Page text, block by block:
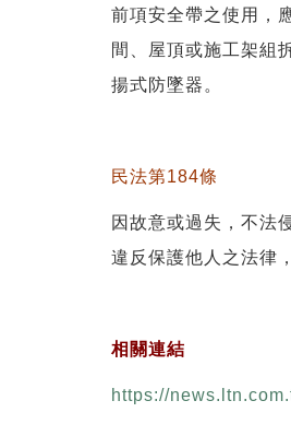
前項安全帶之使用，
間、屋頂或施工架組
揚式防墜器。
民法第184條
因故意或過失，不法
違反保護他人之法律
相關連結
https://